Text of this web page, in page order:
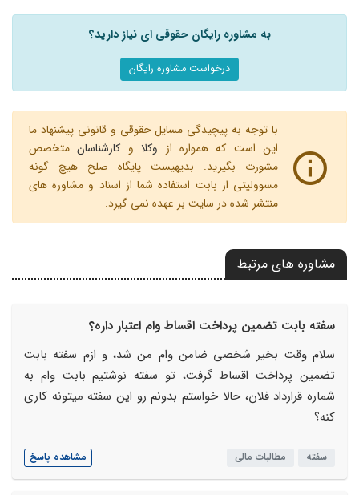
به مشاوره رایگان حقوقی ای نیاز دارید؟
درخواست مشاوره رایگان
با توجه به پیچیدگی مسایل حقوقی و قانونی پیشنهاد ما
این است که همواره از وکلاو کارشناسانمتخصص
مشورت بگیرید. بدیهیست پایگاه صلح هیچ گونه
مسوولیتی از بابت استفاده شما از اسناد و مشاوره های
منتشر شده در سایت بر عهده نمی گیرد.
مشاوره های مرتبط
سفته بابت تضمین پرداخت اقساط وام اعتبار داره؟
سلام وقت بخیر شخصی ضامن وام من شد، و ازم سفته بابت
تضمین پرداخت اقساط گرفت، تو سفته نوشتیم بابت وام به
شماره قرارداد فلان، حالا خواستم بدونم رو این سفته میتونه کاری
کنه؟
سفته مطالبات مالی مشاهده پاسخ